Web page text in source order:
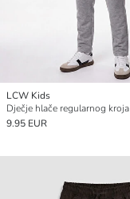
LCW Kids
Dječje hlače regularnog kroja
9.95 EUR